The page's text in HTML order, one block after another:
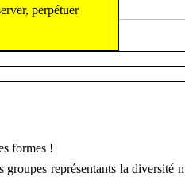
perpétuer
formes !
représentants la diversité